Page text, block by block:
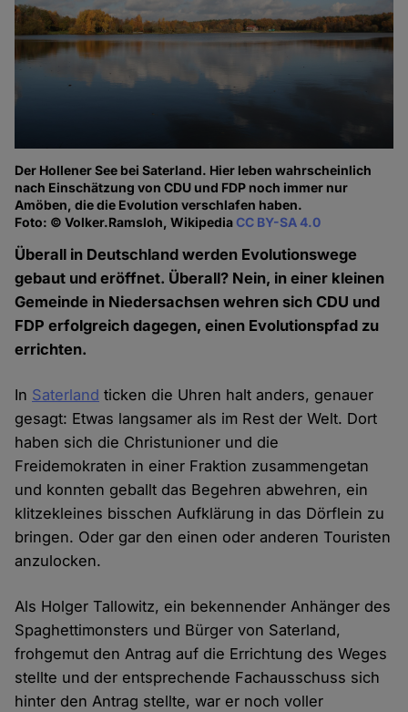
Der Hollener See bei Saterland. Hier leben wahrscheinlich
nach Einschätzung von CDU und FDP noch immer nur
Amöben, die die Evolution verschlafen haben.
Foto: © Volker.Ramsloh, WikipediaCC BY-SA 4.0
Überall in Deutschland werden Evolutionswege
gebaut und eröffnet. Überall? Nein, in einer kleinen
Gemeinde in Niedersachsen wehren sich CDU und
FDP erfolgreich dagegen, einen Evolutionspfad zu
errichten.
In Saterland ticken die Uhren halt anders, genauer
gesagt: Etwas langsamer als im Rest der Welt. Dort
haben sich die Christunioner und die
Freidemokraten in einer Fraktion zusammengetan
und konnten geballt das Begehren abwehren, ein
klitzekleines bisschen Aufklärung in das Dörflein zu
bringen. Oder gar den einen oder anderen Touristen
anzulocken.
Als Holger Tallowitz, ein bekennender Anhänger des
Spaghettimonsters und Bürger von Saterland,
frohgemut den Antrag auf die Errichtung des Weges
stellte und der entsprechende Fachausschuss sich
hinter den Antrag stellte, war er noch voller